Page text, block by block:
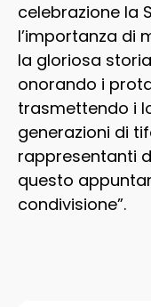
celebrazione la
l’importanza di
la gloriosa
onorando i
trasmettendo i
generazioni di
rappresentanti
questo
condivisione”.